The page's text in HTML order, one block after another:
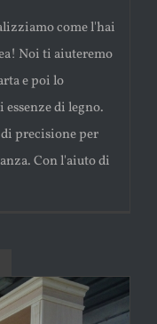
come l'hai
Noi ti aiuteremo
e poi lo
di legno.
precisione per
Con l'aiuto di